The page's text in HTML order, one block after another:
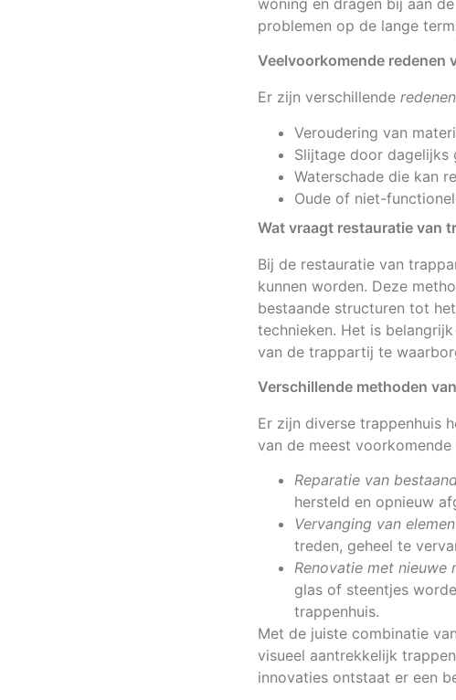
problemen op de lange
Veelvoorkomende redenen
Er zijn verschillende
Veroudering van
Slijtage door
Waterschade die kan
Oude of niet-
Wat vraagt restauratie van
Bij de restauratie van
kunnen worden. Deze
bestaande structuren tot
technieken. Het is
van de trappartij te
Verschillende methoden
Er zijn diverse trappenhuis
van de meest voorkomende
Reparatie van
hersteld en opnieuw
Vervanging van
treden, geheel te
Renovatie met nieuwe
glas of steentjes
trappenhuis.
Met de juiste combinatie
visueel aantrekkelijk
innovaties ontstaat er een